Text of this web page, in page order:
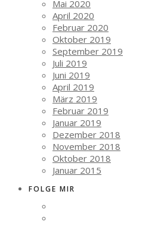
Mai 2020
April 2020
Februar 2020
Oktober 2019
September 2019
Juli 2019
Juni 2019
April 2019
März 2019
Februar 2019
Januar 2019
Dezember 2018
November 2018
Oktober 2018
Januar 2015
FOLGE MIR